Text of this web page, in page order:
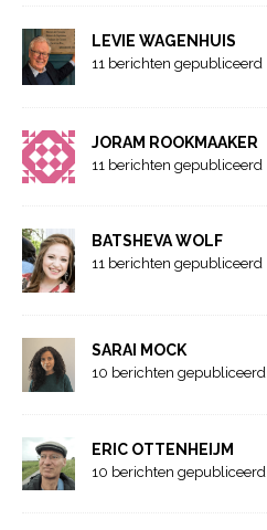
LEVIE WAGENHUIS
11 berichten gepubliceerd
JORAM ROOKMAAKER
11 berichten gepubliceerd
BATSHEVA WOLF
11 berichten gepubliceerd
SARAI MOCK
10 berichten gepubliceerd
ERIC OTTENHEIJM
10 berichten gepubliceerd